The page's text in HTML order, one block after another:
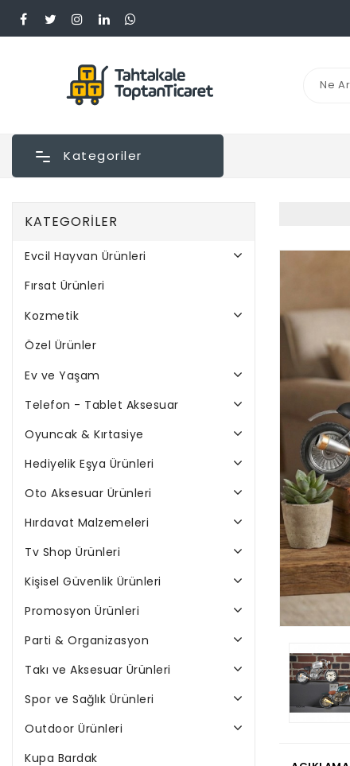
Kategoriler
KATEGORILER
Evcil Hayvan Ürünleri
Fırsat Ürünleri
Kozmetik
Özel Ürünler
Ev ve Yaşam
Telefon - Tablet Aksesuar
Oyuncak & Kırtasiye
Hediyelik Eşya Ürünleri
Oto Aksesuar Ürünleri
Hırdavat Malzemeleri
Tv Shop Ürünleri
Kişisel Güvenlik Ürünleri
Promosyon Ürünleri
Parti & Organizasyon
Takı ve Aksesuar Ürünleri
Spor ve Sağlık Ürünleri
Outdoor Ürünleri
Kupa Bardak